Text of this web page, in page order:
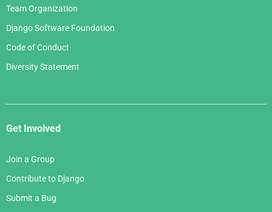
Team Organization
Django Software Foundation
Code of Conduct
Diversity Statement
Get Involved
Join a Group
Contribute to Django
Submit a Bug